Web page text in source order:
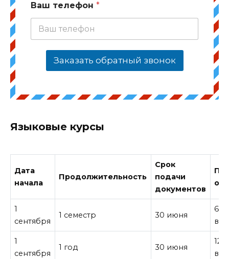
Ваш телефон *
Заказать обратный звонок
Языковые курсы
Дата
начала
Продолжительность
Срок
подачи
документов
1
сентября
1 семестр 30 июня
все
1
сентября
1 год 30 июня
все